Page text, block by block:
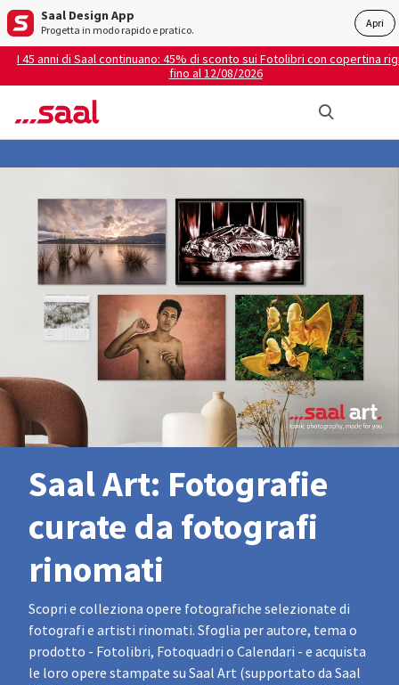
Saal Design App
Progetta in modo rapido e pratico. Apri
I 45 anni di Saal continuano: 45% di sconto sui Fotolibri con copertina
fino al 12/08/2026
Saal Art: Fotografie
curate da fotografi
rinomati
Scopri e colleziona opere fotografiche selezionate di
fotografi e artisti rinomati. Sfoglia per autore, tema o
prodotto - Fotolibri, Fotoquadri o Calendari - e acquista
le loro opere stampate su Saal Art (supportato da Saal